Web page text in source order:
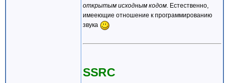
открытым исходным кодом . Естественно,
имееющие отношение к программированию
звука
SSRC